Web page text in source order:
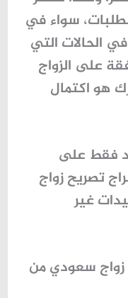
سواء في
الحالات التي
على الزواج
هو اكتمال
فقط على
تصريح زواج
غير
سعودي من